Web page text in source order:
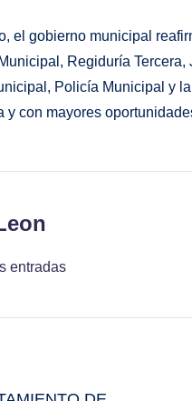
el gobierno municipal
Regiduría
Policía Municipal y
y con mayores
entradas